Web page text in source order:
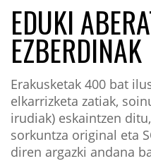
EDUKI
EZBERDINAK
Erakusketak 400 bat
elkarrizketa zatiak,
irudiak) eskaintzen
sorkuntza original eta
diren argazki andana